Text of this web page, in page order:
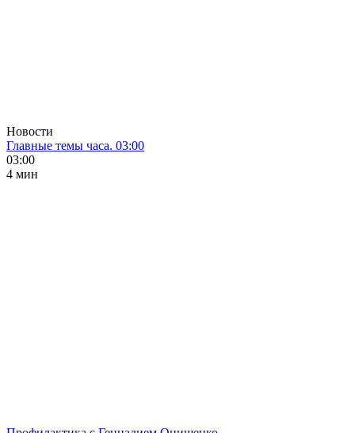
Новости
Главные темы часа. 03:00
03:00
4 мин